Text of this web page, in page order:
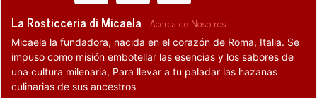
La Rosticceria di Micaela -Acerca de Nosotros
Micaela la fundadora, nacida en el corazón de Roma, Italia. Se
impuso como misión embotellar las esencias y los sabores de
una cultura milenaria, Para llevar a tu paladar las hazanas
culinarias de sus ancestros